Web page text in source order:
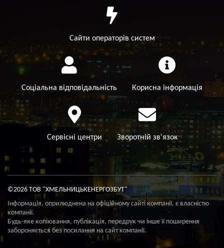
Сайти операторів систем
Соціальна відповідальність Корисна інформація
Сервісні центри Зворотній зв'язок
©2026 ТОВ "ХМЕЛЬНИЦЬКЕНЕРГОЗБУТ"
Інформація, оприлюднена на офіційному сайті компанії, є власністю
компанії.
Будь-яке копіювання, публікація, передрук чи інше її поширення
забороняється без посилання на сайт компанії.